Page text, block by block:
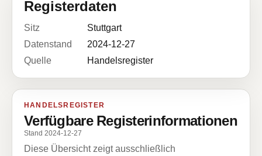
Registerdaten
Sitz
Stuttgart
Datenstand
2024-12-27
Quelle
Handelsregister
HANDELSREGISTER
Verfügbare Registerinformationen
Stand 2024-12-27
Diese Übersicht zeigt ausschließlich